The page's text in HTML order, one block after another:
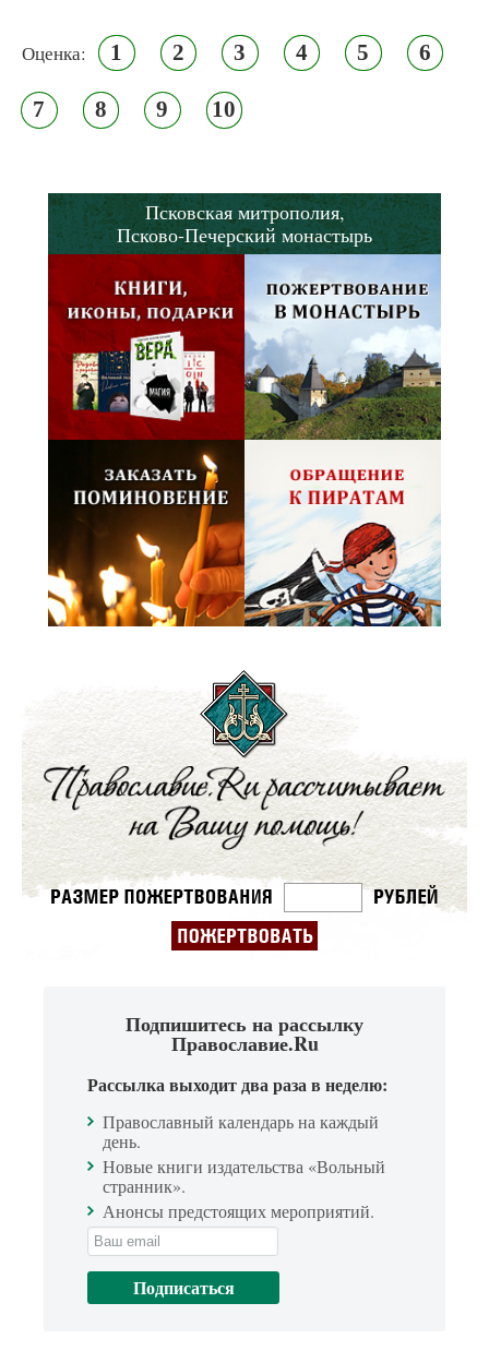
Оценка: 1 2 3 4 5 6
7 8 9 10
Псковская митрополия,
Псково-Печерский монастырь
Подпишитесь на рассылку
Православие.Ru
Рассылка выходит два раза в неделю:
Православный календарь на каждый
день.
Новые книги издательства «Вольный
странник».
Анонсы предстоящих мероприятий.